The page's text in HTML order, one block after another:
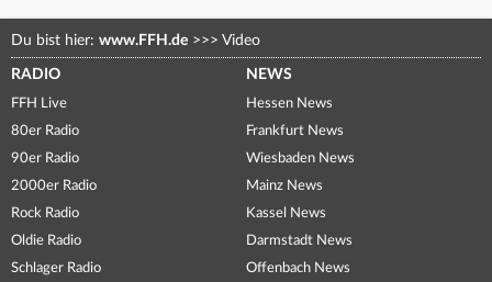
Du bist hier: www.FFH.de >>> Video
RADIO
FFH Live
80er Radio
90er Radio
2000er Radio
Rock Radio
Oldie Radio
Schlager Radio
NEWS
Hessen News
Frankfurt News
Wiesbaden News
Mainz News
Kassel News
Darmstadt News
Offenbach News